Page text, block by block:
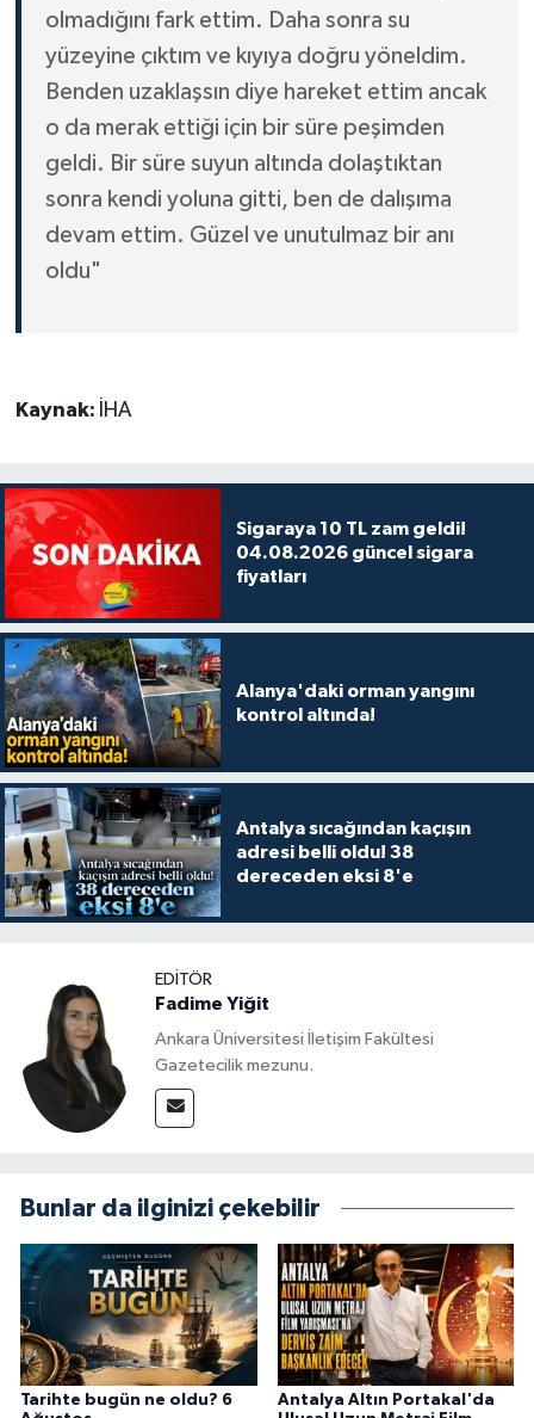
olmadığını fark ettim. Daha sonra su
yüzeyine çıktım ve kıyıya doğru yöneldim.
Benden uzaklaşsın diye hareket ettim ancak
o da merak ettiği için bir süre peşimden
geldi. Bir süre suyun altında dolaştıktan
sonra kendi yoluna gitti, ben de dalışıma
devam ettim. Güzel ve unutulmaz bir anı
oldu"
Kaynak: İHA
Sigaraya 10 TL zam geldi!
04.08.2026 güncel sigara
fiyatları
Alanya'daki orman yangını
kontrol altında!
Antalya sıcağından kaçışın
adresi belli oldu! 38
dereceden eksi 8'e
EDITÖR
Fadime Yiğit
Ankara Üniversitesi İletişim Fakültesi
Gazetecilik mezunu.
Bunlar da ilginizi çekebilir
Tarihte bugün ne oldu? 6
Antalya Altın Portakal'da